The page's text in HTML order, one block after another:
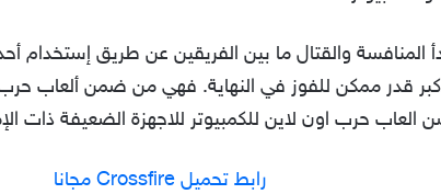
المنافسة والقتال ما بين الفريقين عن طريق إستخدام
رابط تحميل Crossfire مجانا